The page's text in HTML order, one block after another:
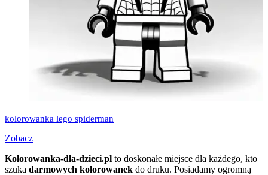
kolorowanka lego spiderman
Zobacz
Kolorowanka-dla-dzieci.pl to doskonałe miejsce dla każdego, kto
szuka darmowych kolorowanek do druku. Posiadamy ogromną